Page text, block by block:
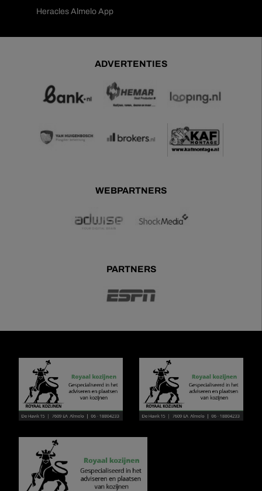
Heracles Almelo App
ADVERTENTIES
WEBPARTNERS
PARTNERS